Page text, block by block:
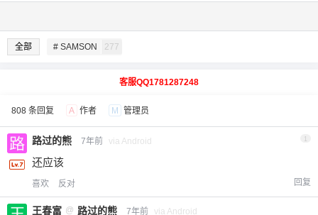
全部 # SAMSON 277
客服QQ1781287248
808 条回复 A 作者 M 管理员
路过的熊 7年前 via Android
还应该
喜欢 反对 回复
王春富 @ 路过的熊 7年前 via Android